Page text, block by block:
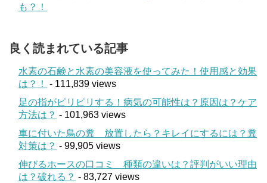
も？！
良く読まれている記事
水素の石鹸と水素の美容液を使ってみた！使用感と効果
は？！
- 111,839 views
足の指がピリピリする！病気の可能性は？原因は？ケア
方法は？ - 101,963 views
車に付いた鳥の糞 放置したら？キレイにするには？糞
対策は？ - 99,905 views
伸びるホースの口コミ 種類の違いは？評判がいい理由
は？破れる？ - 83,727 views